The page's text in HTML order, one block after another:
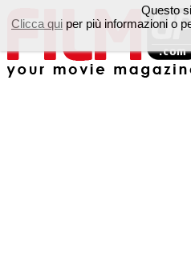
Questo
Clicca qui per più informazioni o